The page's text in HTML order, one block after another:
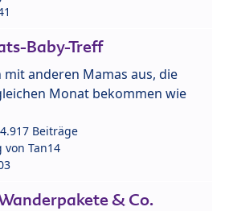
Baby-Treff
mit anderen Mamas aus, die
Monat bekommen wie
Beiträge
von Tan14
& Co.